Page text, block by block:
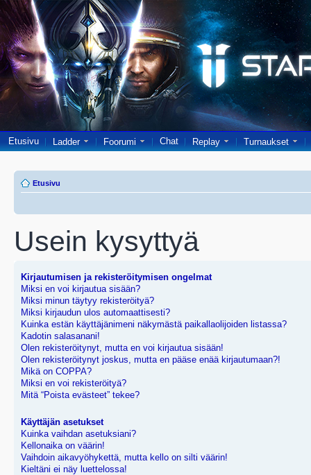
Etusivu Ladder Foorumi Chat Replay Turnaukset
Etusivu
Usein kysyttyä
Kirjautumisen ja rekisteröitymisen ongelmat
Miksi en voi kirjautua sisään?
Miksi minun täytyy rekisteröityä?
Miksi kirjaudun ulos automaattisesti?
Kuinka estän käyttäjänimeni näkymästä paikallaolijoiden listassa?
Kadotin salasanani!
Olen rekisteröitynyt, mutta en voi kirjautua sisään!
Olen rekisteröitynyt joskus, mutta en pääse enää kirjautumaan?!
Mikä on COPPA?
Miksi en voi rekisteröityä?
Mitä “Poista evästeet” tekee?
Käyttäjän asetukset
Kuinka vaihdan asetuksiani?
Kellonaika on väärin!
Vaihdoin aikavyöhykettä, mutta kello on silti väärin!
Kieltäni ei näy luettelossa!